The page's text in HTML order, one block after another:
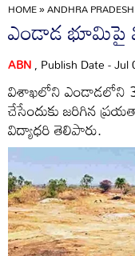
HOME»ANDHRA PRADESH
ఎండాడ
ABN, Publish Date -
విశాఖలోని ఎండాడలోని
చేసేందుకు జరిగిన
విద్యాధరి తెలిపారు.